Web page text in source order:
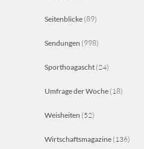
Seitenblicke (89)
Sendungen (998)
Sporthoagascht (24)
Umfrage der Woche (18)
Weisheiten (52)
Wirtschaftsmagazine (136)